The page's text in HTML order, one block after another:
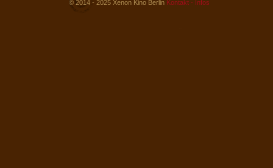
© 2014 - 2025 Xenon Kino Berlin Kontakt - Infos